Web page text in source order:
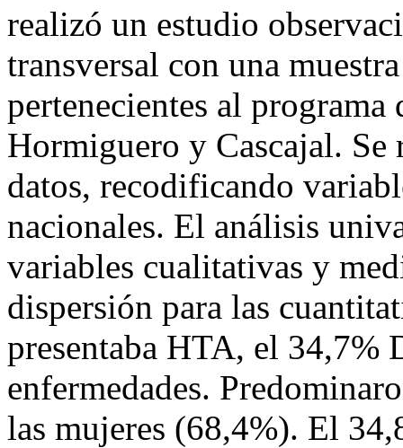
realizó un estudio
transversal con una
pertenecientes al programa
Hormiguero y Cascajal. Se
datos, recodificando
nacionales. El análisis
variables cualitativas y
dispersión para las
presentaba HTA, el 34,7%
enfermedades.
las mujeres (68,4%). El